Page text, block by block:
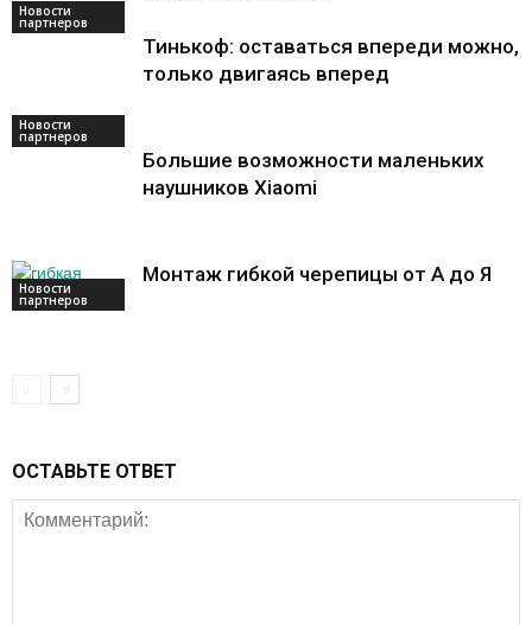
Новости
партнеров
Тинькоф: оставаться впереди можно,
только двигаясь вперед
Новости
партнеров
Большие возможности маленьких
наушников Xiaomi
Новости
партнеров
Монтаж гибкой черепицы от А до Я
ОСТАВЬТЕ ОТВЕТ